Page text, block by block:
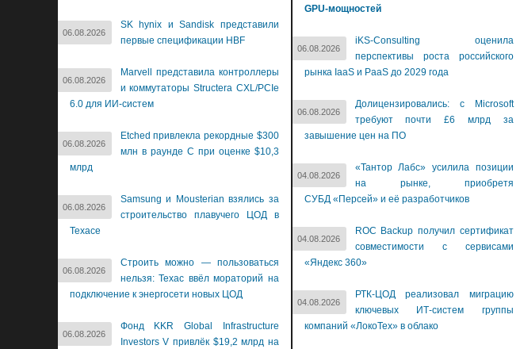
06.08.2026
SK hynix и Sandisk представили
первые спецификации HBF
06.08.2026
Marvell представила контроллеры
и коммутаторы Structera CXL/PCIe
6.0 для ИИ-систем
06.08.2026
Etched привлекла рекордные $300
млн в раунде C при оценке $10,3
млрд
06.08.2026
Samsung и Mousterian взялись за
строительство плавучего ЦОД в
Техасе
06.08.2026
Строить можно — пользоваться
нельзя: Техас ввёл мораторий на
подключение к энергосети новых ЦОД
06.08.2026
Фонд KKR Global Infrastructure
Investors V привлёк $19,2 млрд на
GPU-мощностей
06.08.2026
iKS-Consulting оценила
перспективы роста российского
рынка IaaS и PaaS до 2029 года
06.08.2026
Долицензировались: с Microsoft
требуют почти £6 млрд за
завышение цен на ПО
04.08.2026
«Тантор Лабс» усилила позиции
на рынке, приобретя
СУБД «Персей» и её разработчиков
04.08.2026
ROC Backup получил сертификат
совместимости с сервисами
«Яндекс 360»
04.08.2026
РТК-ЦОД реализовал миграцию
ключевых ИТ-систем группы
компаний «ЛокоТех» в облако